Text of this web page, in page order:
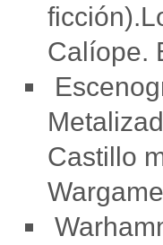
Calíope.
Castillo